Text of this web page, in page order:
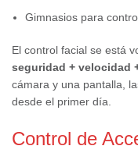
Gimnasios para
El control facial se está
seguridad + velocidad
cámara y una pantalla,
desde el primer día.
Control de